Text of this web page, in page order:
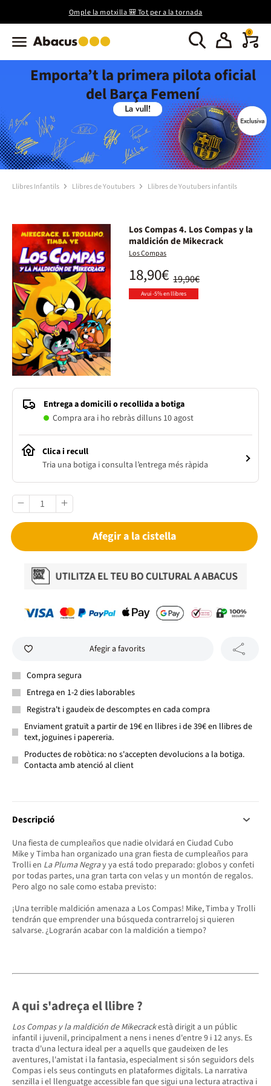
Omple la motxilla 🎒 Tot per a la tornada
0
Emporta’t la primera pilota oficial
del Barça Femení
Llibres Infantils Llibres de Youtubers Llibres de Youtubers infantils
Los Compas 4. Los Compas y la
maldición de Mikecrack
Los Compas
19,90€
18,90€
Avui -5% en llibres
Entrega a domicili o recollida a botiga
Compra ara i ho rebràs dilluns 10 agost
Clica i recull
Tria una botiga i consulta l’entrega més ràpida
Afegir a la cistella
Afegir a favorits
Compra segura
Entrega en 1-2 dies laborables
Registra't i gaudeix de descomptes en cada compra
Enviament gratuït a partir de 19€ en llibres i de 39€ en llibres de
text, joguines i papereria.
Productes de robòtica: no s'accepten devolucions a la botiga.
Contacta amb atenció al client
Descripció
Una fiesta de cumpleaños que nadie olvidará en Ciudad Cubo
Mike y Timba han organizado una gran fiesta de cumpleaños para
Trolli en La Pluma Negray ya está todo preparado: globos y confeti
por todas partes, una gran tarta con velas y un montón de regalos.
Pero algo no sale como estaba previsto:
¡Una terrible maldición amenaza a Los Compas! Mike, Timba y Trolli
tendrán que emprender una búsqueda contrarreloj si quieren
salvarse. ¿Lograrán acabar con la maldición a tiempo?
A qui s'adreça el llibre ?
Los Compas y la maldición de Mikecrackestà dirigit a un públic
infantil i juvenil, principalment a nens i nenes d'entre 9 i 12 anys. Es
tracta d'una lectura ideal per a aquells que gaudeixen de les
aventures, l'amistat i la fantasia, especialment si són seguidors dels
Compas i els seus continguts en plataformes digitals. La narrativa
senzilla i el llenguatge accessible fan que sigui una lectura atractiva i